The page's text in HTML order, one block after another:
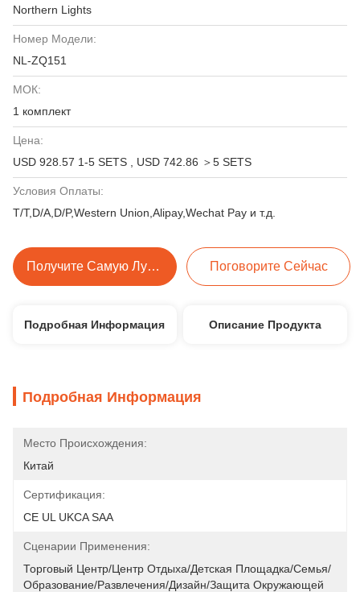
Northern Lights
Номер Модели:
NL-ZQ151
МОК:
1 комплект
Цена:
USD 928.57 1-5 SETS , USD 742.86 ＞5 SETS
Условия Оплаты:
T/T,D/A,D/P,Western Union,Alipay,Wechat Pay и т.д.
Получите Самую Лучшую Цену Поговорите Сейчас
Подробная Информация Описание Продукта
Подробная Информация
Место Происхождения:
Китай
Сертификация:
CE UL UKCA SAA
Сценарии Применения:
Торговый Центр/Центр Отдыха/Детская Площадка/Семья/
Образование/развлечения/дизайн/защита Окружающей